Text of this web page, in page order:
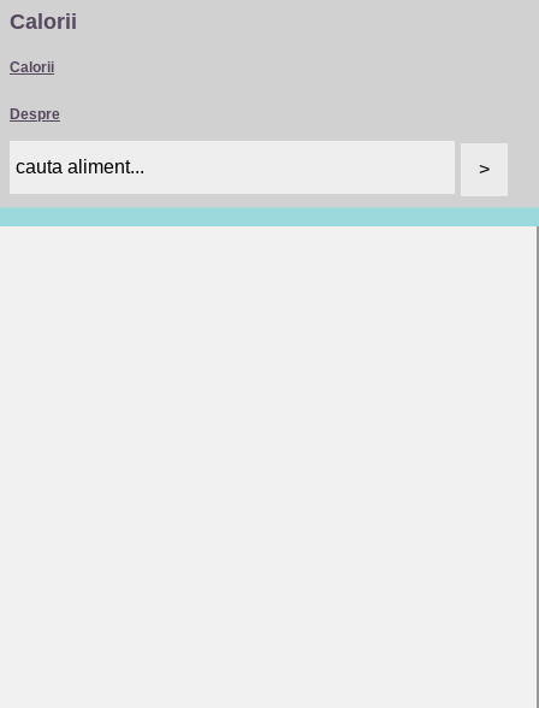
Calorii
Calorii
Despre